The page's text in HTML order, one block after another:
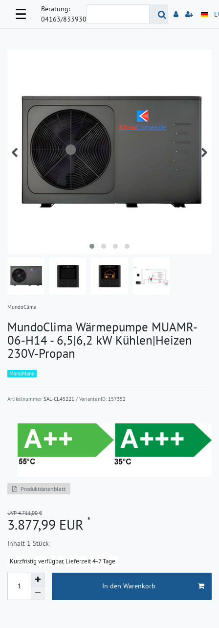
☰
Beratung:
04163/833930
MundoClima
MundoClima Wärmepumpe MUAMR-
06-H14 - 6,5|6,2 kW Kühlen|Heizen
230V-Propan
ManoMano
Artikelnummer SAL-CL45221 / VariantenID: 157352
Produktdatenblatt
UVP 4.711,00 €
3.877,99 EUR *
Inhalt 1 Stück
Kurzfristig verfügbar, Lieferzeit 4-7 Tage
In den Warenkorb